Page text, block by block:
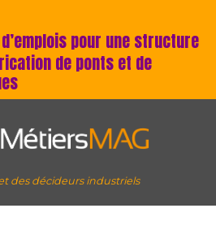
pour une structure
de ponts et de
des décideurs industriels